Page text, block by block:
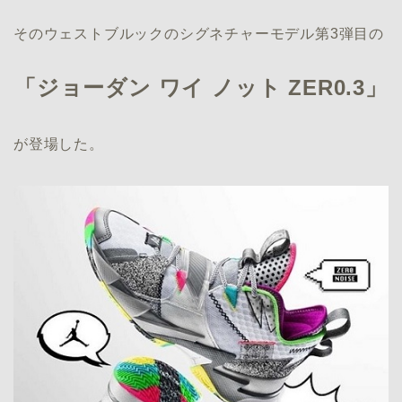
そのウェストブルックのシグネチャーモデル第3弾目の
「ジョーダン ワイ ノット ZER0.3」
が登場した。